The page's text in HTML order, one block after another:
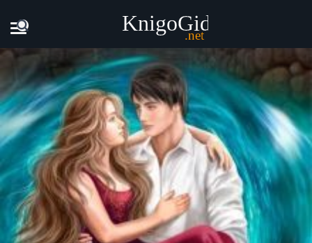
Главная Екатерина Флат - Факультет уникальной